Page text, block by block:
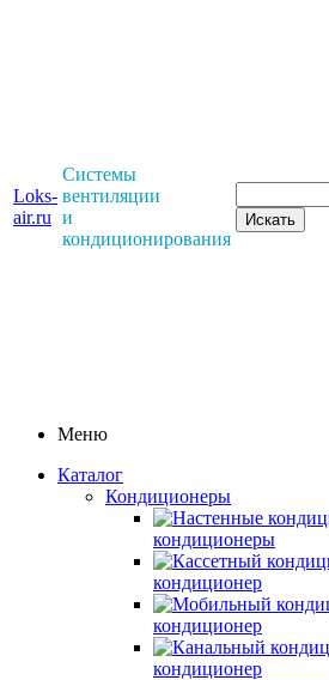
Loks-
air.ru
Системы
вентиляции
и
кондиционирования
Меню
Каталог
Кондиционеры
кондиционеры
кондиционер
кондиционер
кондиционер